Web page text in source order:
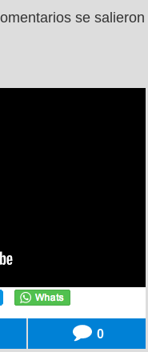
se salieron
0